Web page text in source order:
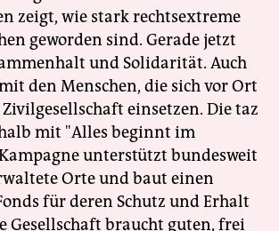
zeigt, wie stark rechtsextreme
geworden sind. Gerade jetzt
und Solidarität. Auch
den Menschen, die sich vor Ort
einsetzen. Die taz
mit "Alles beginnt im
unterstützt bundesweit
Orte und baut einen
für deren Schutz und Erhalt
Gesellschaft braucht guten, frei